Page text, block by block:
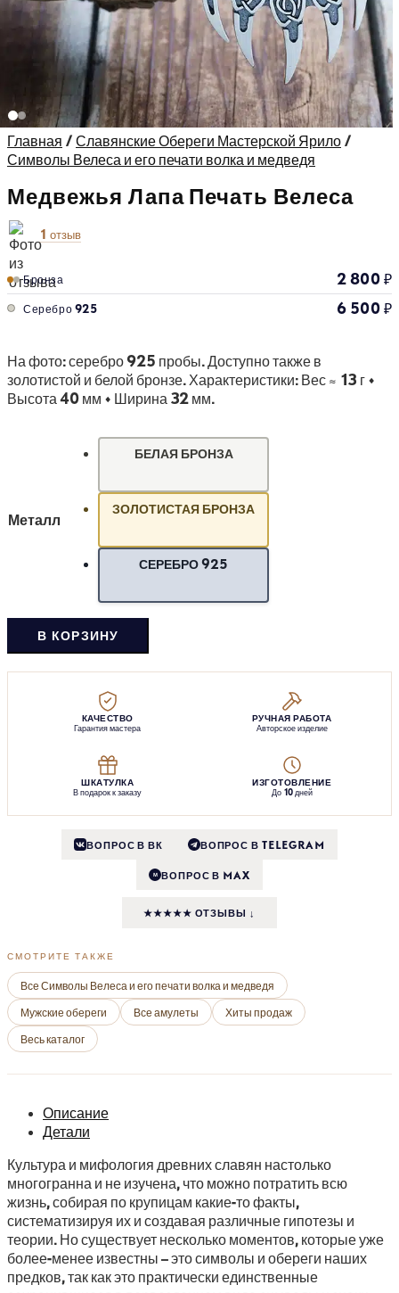
Главная /Славянские Обереги Мастерской Ярило/
Символы Велеса и его печати волка и медведя
Медвежья Лапа Печать Велеса
1 отзыв
Бронза 2 800₽
Серебро 925 6 500₽
На фото: серебро 925 пробы. Доступно также в
золотистой и белой бронзе. Характеристики: Вес ≈ 13 г •
Высота 40 мм • Ширина 32 мм.
Металл
БЕЛАЯ БРОНЗА
ЗОЛОТИСТАЯ БРОНЗА
СЕРЕБРО 925
В КОРЗИНУ
КАЧЕСТВО
Гарантия мастера
РУЧНАЯ РАБОТА
Авторское изделие
ШКАТУЛКА
В подарок к заказу
ИЗГОТОВЛЕНИЕ
До 10 дней
ВОПРОС В ВК ВОПРОС В TELEGRAM
M ВОПРОС В MAX
★★★★★ ОТЗЫВЫ ↓
СМОТРИТЕ ТАКЖЕ
Все Символы Велеса и его печати волка и медведя
Мужские обереги
Все амулеты
Хиты продаж
Весь каталог
Описание
Детали
Культура и мифология древних славян настолько
многогранна и не изучена, что можно потратить всю
жизнь, собирая по крупицам какие-то факты,
систематизируя их и создавая различные гипотезы и
теории. Но существует несколько моментов, которые уже
более-менее известны – это символы и обереги наших
предков, так как это практически единственные